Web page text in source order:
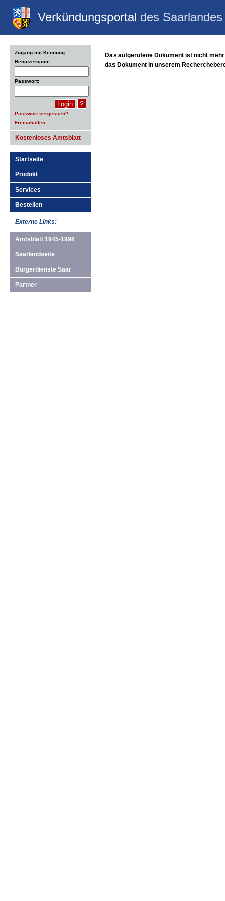
Verkündungsportal des Saarlandes
Zugang mit Kennung:
Benutzername:
Passwort:
?
Passwort vergessen?
Freischalten
Kostenloses Amtsblatt
Startseite
Produkt
Services
Bestellen
Externe Links:
Amtsblatt 1945-1998
Saarlandseite
Bürgerdienste Saar
Partner
Das aufgerufene Dokument ist nicht
das Dokument in unserem